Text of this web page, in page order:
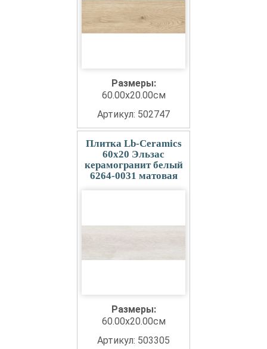
Размеры:
60.00x20.00см
Артикул: 502747
Плитка Lb-Ceramics
60x20 Эльзас
керамогранит белый
6264-0031 матовая
Размеры:
60.00x20.00см
Артикул: 503305